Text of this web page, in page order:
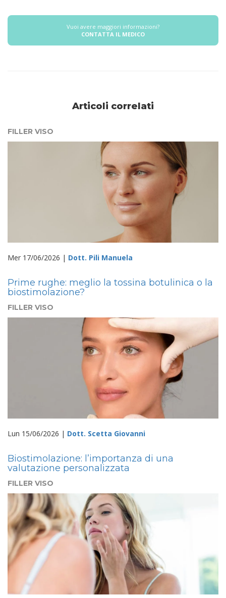
Vuoi avere maggiori informazioni?
CONTATTA IL MEDICO
Articoli correlati
FILLER VISO
Mer 17/06/2026 | Dott. Pili Manuela
Prime rughe: meglio la tossina botulinica o la
biostimolazione?
FILLER VISO
Lun 15/06/2026 | Dott. Scetta Giovanni
Biostimolazione: l’importanza di una
valutazione personalizzata
FILLER VISO